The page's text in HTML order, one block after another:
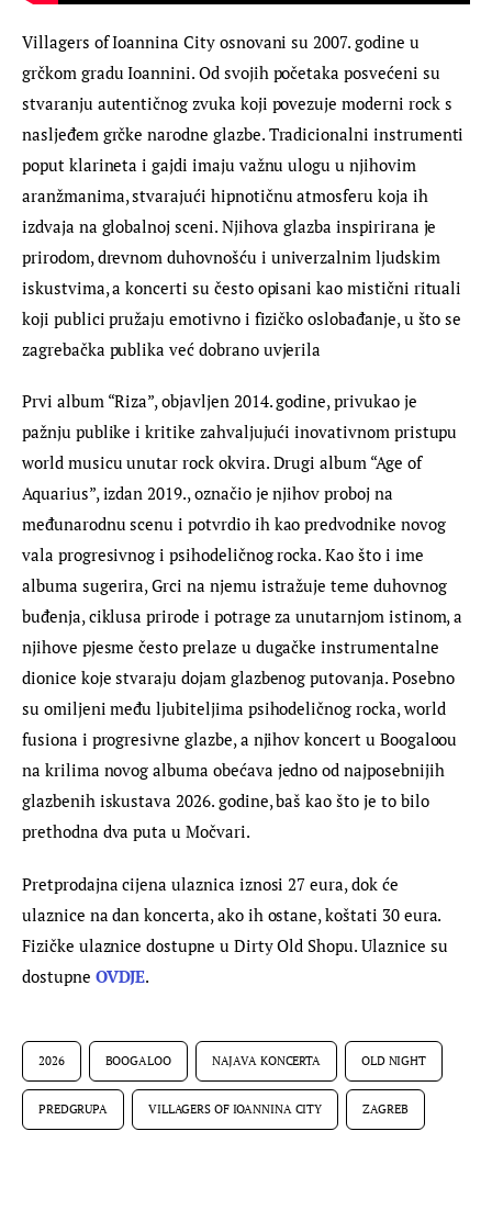
Villagers of Ioannina City osnovani su 2007. godine u
grčkom gradu Ioannini. Od svojih početaka posvećeni su
stvaranju autentičnog zvuka koji povezuje moderni rock s
nasljeđem grčke narodne glazbe. Tradicionalni instrumenti
poput klarineta i gajdi imaju važnu ulogu u njihovim
aranžmanima, stvarajući hipnotičnu atmosferu koja ih
izdvaja na globalnoj sceni. Njihova glazba inspirirana je
prirodom, drevnom duhovnošću i univerzalnim ljudskim
iskustvima, a koncerti su često opisani kao mistični rituali
koji publici pružaju emotivno i fizičko oslobađanje, u što se
zagrebačka publika već dobrano uvjerila
Prvi album “Riza”, objavljen 2014. godine, privukao je
pažnju publike i kritike zahvaljujući inovativnom pristupu
world musicu unutar rock okvira. Drugi album “Age of
Aquarius”, izdan 2019., označio je njihov proboj na
međunarodnu scenu i potvrdio ih kao predvodnike novog
vala progresivnog i psihodeličnog rocka. Kao što i ime
albuma sugerira, Grci na njemu istražuje teme duhovnog
buđenja, ciklusa prirode i potrage za unutarnjom istinom, a
njihove pjesme često prelaze u dugačke instrumentalne
dionice koje stvaraju dojam glazbenog putovanja. Posebno
su omiljeni među ljubiteljima psihodeličnog rocka, world
fusiona i progresivne glazbe, a njihov koncert u Boogaloou
na krilima novog albuma obećava jedno od najposebnijih
glazbenih iskustava 2026. godine, baš kao što je to bilo
prethodna dva puta u Močvari.
Pretprodajna cijena ulaznica iznosi 27 eura, dok će
ulaznice na dan koncerta, ako ih ostane, koštati 30 eura.
Fizičke ulaznice dostupne u Dirty Old Shopu. Ulaznice su
dostupne OVDJE.
2026 BOOGALOO NAJAVA KONCERTA OLD NIGHT
PREDGRUPA VILLAGERS OF IOANNINA CITY ZAGREB